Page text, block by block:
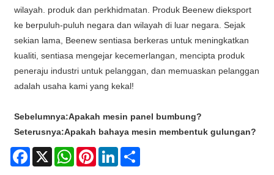
wilayah. produk dan perkhidmatan. Produk Beenew dieksport
ke berpuluh-puluh negara dan wilayah di luar negara. Sejak
sekian lama, Beenew sentiasa berkeras untuk meningkatkan
kualiti, sentiasa mengejar kecemerlangan, mencipta produk
peneraju industri untuk pelanggan, dan memuaskan pelanggan
adalah usaha kami yang kekal!
Sebelumnya:Apakah mesin panel bumbung?
Seterusnya:Apakah bahaya mesin membentuk gulungan?
Facebook
X WhatsAppPinterestLinkedIn